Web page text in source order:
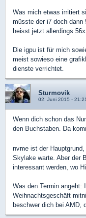
Was mich etwas irritiert
müsste der i7 doch dann
heisst jetzt allerdings
Die igpu ist für mich
meist sowieso eine
dienste verrichtet.
Sturmovik
02. Juni 2015 - 21:21
Wenn dich schon das
den Buchstaben. Da
nvme ist der
Skylake warte. Aber der
interessant werden, wo
Was den Termin angeht:
Weihnachtsgeschäft
beschwer dich bei AMD,